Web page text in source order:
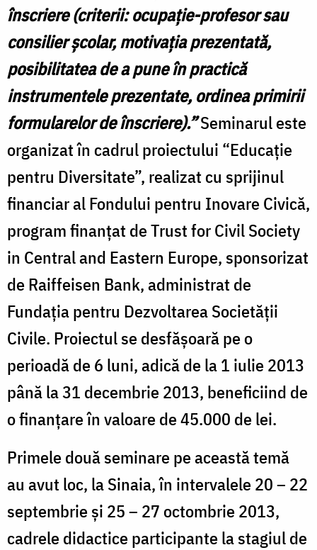
înscriere (criterii: ocupaţie-profesor sau
consilier şcolar, motivaţia prezentată,
posibilitatea de a pune în practică
instrumentele prezentate, ordinea primirii
formularelor de înscriere).”Seminarul este
organizat în cadrul proiectului “Educaţie
pentru Diversitate”, realizat cu sprijinul
financiar al Fondului pentru Inovare Civică,
program finanţat de Trust for Civil Society
in Central and Eastern Europe, sponsorizat
de Raiffeisen Bank, administrat de
Fundaţia pentru Dezvoltarea Societăţii
Civile. Proiectul se desfăşoară pe o
perioadă de 6 luni, adică de la 1 iulie 2013
până la 31 decembrie 2013, beneficiind de
o finanţare în valoare de 45.000 de lei.
Primele două seminare pe această temă
au avut loc, la Sinaia, în intervalele 20 – 22
septembrie şi 25 – 27 octombrie 2013,
cadrele didactice participante la stagiul de